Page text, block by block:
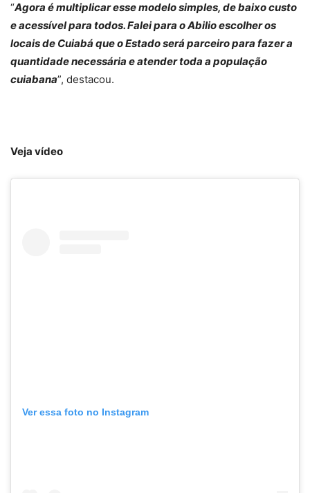
“Agora é multiplicar esse modelo simples, de baixo custo
e acessível para todos. Falei para o Abilio escolher os
locais de Cuiabá que o Estado será parceiro para fazer a
quantidade necessária e atender toda a população
cuiabana”, destacou.
Veja vídeo
Ver essa foto no Instagram